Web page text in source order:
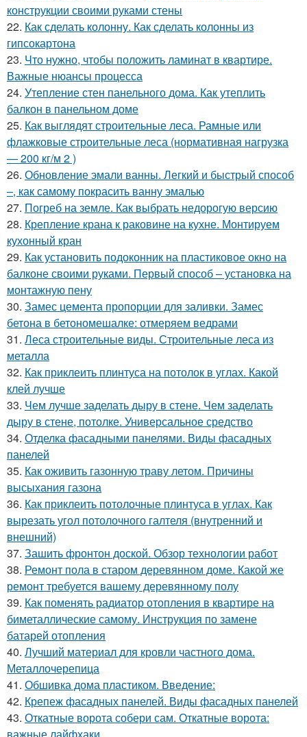
конструкции своими руками стены
22. Как сделать колонну. Как сделать колонны из
гипсокартона
23. Что нужно, чтобы положить ламинат в квартире.
Важные нюансы процесса
24. Утепление стен панельного дома. Как утеплить
балкон в панельном доме
25. Как выглядят строительные леса. Рамные или
флажковые строительные леса (нормативная нагрузка
— 200 кг/м 2 )
26. Обновление эмали ванны. Легкий и быстрый способ
–, как самому покрасить ванну эмалью
27. Погреб на земле. Как выбрать недорогую версию
28. Крепление крана к раковине на кухне. Монтируем
кухонный кран
29. Как установить подоконник на пластиковое окно на
балконе своими руками. Первый способ – установка на
монтажную пену
30. Замес цемента пропорции для заливки. Замес
бетона в бетономешалке: отмеряем ведрами
31. Леса строительные виды. Строительные леса из
металла
32. Как приклеить плинтуса на потолок в углах. Какой
клей лучше
33. Чем лучше заделать дыру в стене. Чем заделать
дыру в стене, потолке. Универсальное средство
34. Отделка фасадными панелями. Виды фасадных
панелей
35. Как оживить газонную траву летом. Причины
высыхания газона
36. Как приклеить потолочные плинтуса в углах. Как
вырезать угол потолочного галтеля (внутренний и
внешний)
37. Зашить фронтон доской. Обзор технологии работ
38. Ремонт пола в старом деревянном доме. Какой же
ремонт требуется вашему деревянному полу
39. Как поменять радиатор отопления в квартире на
биметаллические самому. Инструкция по замене
батарей отопления
40. Лучший материал для кровли частного дома.
Металлочерепица
41. Обшивка дома пластиком. Введение:
42. Крепеж фасадных панелей. Виды фасадных панелей
43. Откатные ворота собери сам. Откатные ворота: